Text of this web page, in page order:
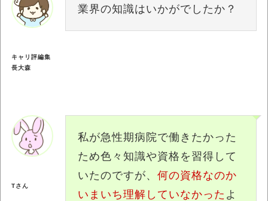
キャリ評編集
長大森
業界の知識はいかがでしたか？
私が急性期病院で働きたかった
ため色々知識や資格を習得して
いたのですが、 何の資格なのか
いまいち理解していなかった よ
Tさん